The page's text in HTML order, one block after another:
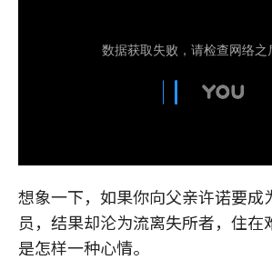
想象一下，如果你向父亲许诺要成
员，结果却沦为流离失所者，住在
是怎样一种心情。